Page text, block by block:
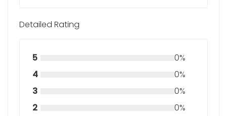
Detailed Rating
5
0%
4
0%
3
0%
2
0%